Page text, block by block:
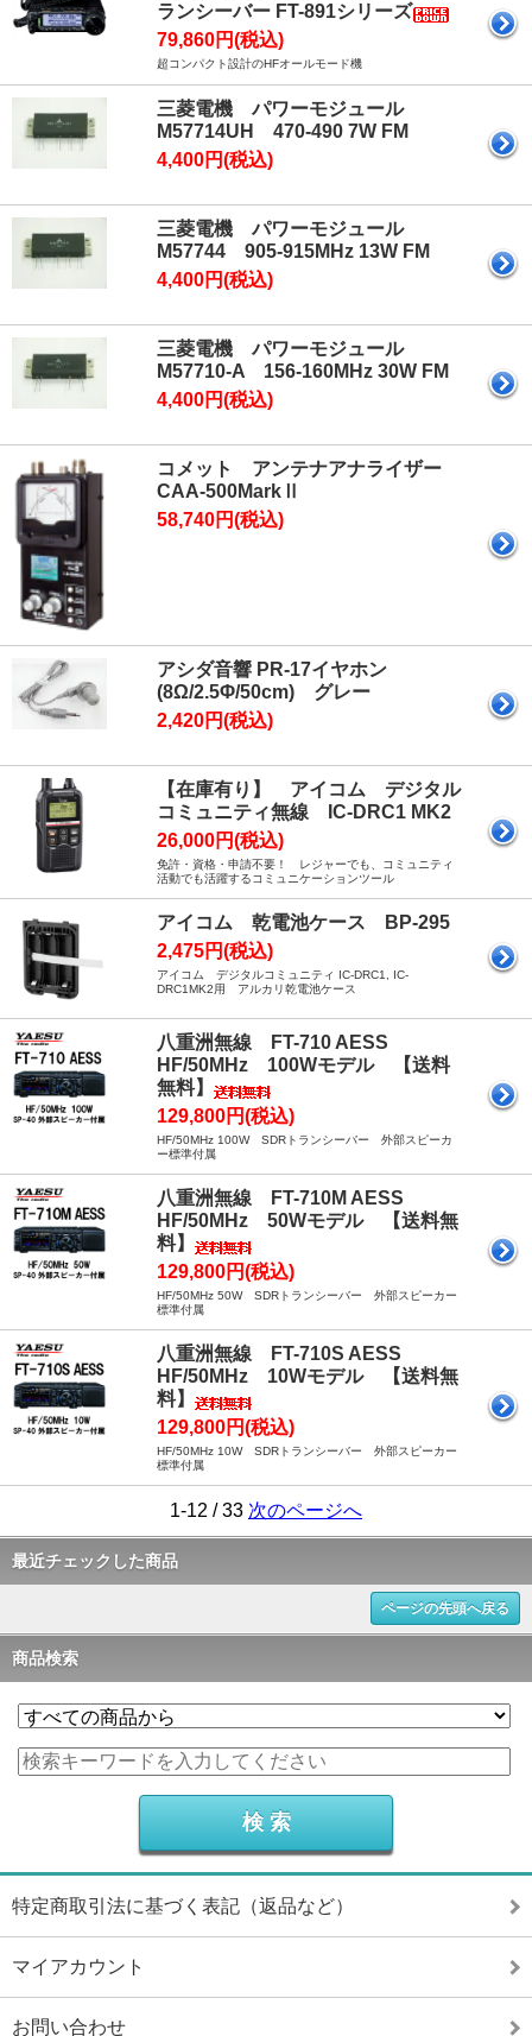
ランシーバー FT-891シリーズ
79,860円(税込)
超コンパクト設計のHFオールモード機
三菱電機 パワーモジュール
M57714UH 470-490 7W FM
4,400円(税込)
三菱電機 パワーモジュール
M57744 905-915MHz 13W FM
4,400円(税込)
三菱電機 パワーモジュール
M57710-A 156-160MHz 30W FM
4,400円(税込)
コメット アンテナアナライザー
CAA-500MarkⅡ
58,740円(税込)
アシダ音響 PR-17イヤホン
(8Ω/2.5Φ/50cm) グレー
2,420円(税込)
【在庫有り】 アイコム デジタル
コミュニティ無線 IC-DRC1 MK2
26,000円(税込)
免許・資格・申請不要！ レジャーでも、コミュニティ
活動でも活躍するコミュニケーションツール
アイコム 乾電池ケース BP-295
2,475円(税込)
アイコム デジタルコミュニティ IC-DRC1, IC-
DRC1MK2用 アルカリ乾電池ケース
八重洲無線 FT-710 AESS
HF/50MHz 100Wモデル 【送料
無料】
129,800円(税込)
HF/50MHz 100W SDRトランシーバー 外部スピーカ
ー標準付属
八重洲無線 FT-710M AESS
HF/50MHz 50Wモデル 【送料無
料】
129,800円(税込)
HF/50MHz 50W SDRトランシーバー 外部スピーカー
標準付属
八重洲無線 FT-710S AESS
HF/50MHz 10Wモデル 【送料無
料】
129,800円(税込)
HF/50MHz 10W SDRトランシーバー 外部スピーカー
標準付属
1-12 / 33 次のページへ
最近チェックした商品
ページの先頭へ戻る
商品検索
特定商取引法に基づく表記（返品など）
マイアカウント
お問い合わせ